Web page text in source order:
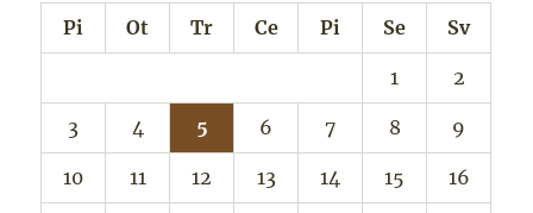
Pi Ot Tr Ce Pi Se Sv
1 2
3 4 5 6 7 8 9
10 11 12 13 14 15 16